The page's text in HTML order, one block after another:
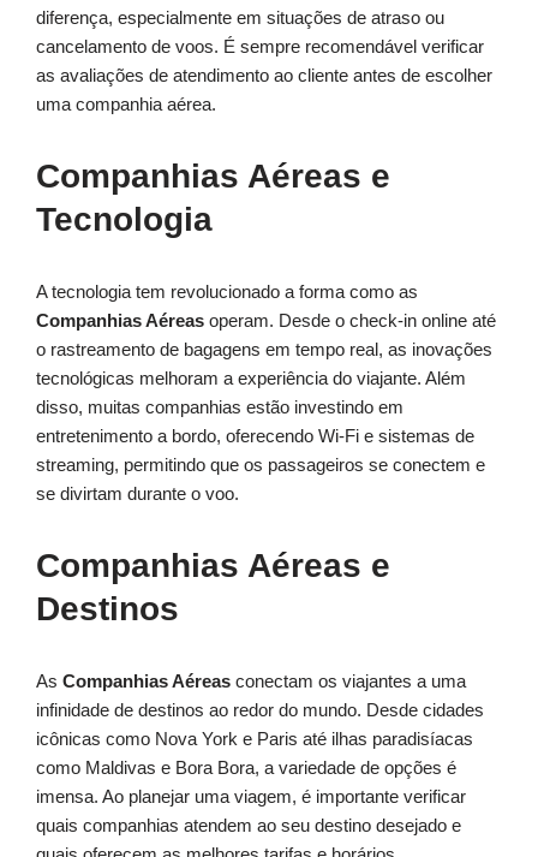
diferença, especialmente em situações de atraso ou
cancelamento de voos. É sempre recomendável verificar
as avaliações de atendimento ao cliente antes de escolher
uma companhia aérea.
Companhias Aéreas e
Tecnologia
A tecnologia tem revolucionado a forma como as
Companhias Aéreas operam. Desde o check-in online até
o rastreamento de bagagens em tempo real, as inovações
tecnológicas melhoram a experiência do viajante. Além
disso, muitas companhias estão investindo em
entretenimento a bordo, oferecendo Wi-Fi e sistemas de
streaming, permitindo que os passageiros se conectem e
se divirtam durante o voo.
Companhias Aéreas e
Destinos
As Companhias Aéreas conectam os viajantes a uma
infinidade de destinos ao redor do mundo. Desde cidades
icônicas como Nova York e Paris até ilhas paradisíacas
como Maldivas e Bora Bora, a variedade de opções é
imensa. Ao planejar uma viagem, é importante verificar
quais companhias atendem ao seu destino desejado e